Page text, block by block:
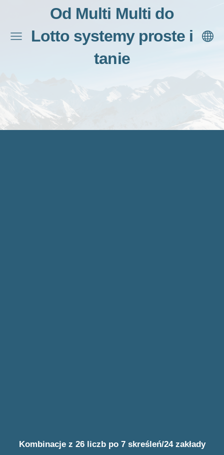
Od Multi Multi do
Lotto systemy proste i
tanie
Kombinacje z 26 liczb po 7 skreśleń/24 zakłady